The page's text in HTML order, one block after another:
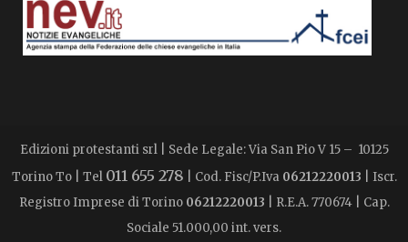
Edizioni protestanti srl | Sede Legale: Via San Pio V 15 – 10125
Torino To | Tel 011 655 278 | Cod. Fisc/P.Iva 06212220013 | Iscr.
Registro Imprese di Torino 06212220013 | R.E.A. 770674 | Cap.
Sociale 51.000,00 int. vers.